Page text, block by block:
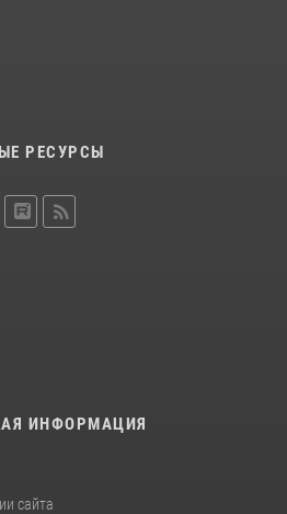
РЕСУРСЫ
ИНФОРМАЦИЯ
сайта